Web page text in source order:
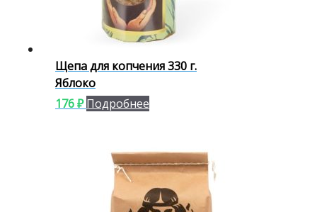
Щепа для копчения 330 г.
Яблоко
176₽ Подробнее